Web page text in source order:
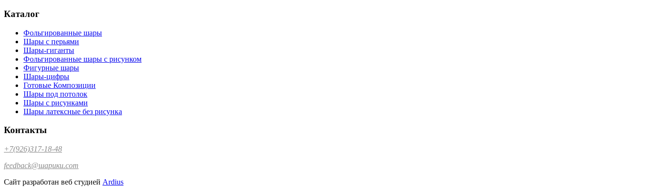
Каталог
Фольгированные шары
Шары с перьями
Шары-гиганты
Фольгированные шары с рисунком
Фигурные шары
Шары-цифры
Готовые Композиции
Шары под потолок
Шары с рисунками
Шары латексные без рисунка
Контакты
+7(926)317-18-48
feedback@шарики.com
Сайт разработан веб студией Ardius